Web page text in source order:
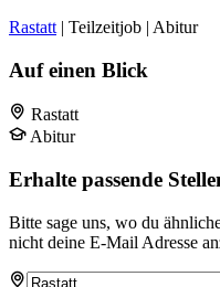
Rastatt | Teilzeitjob | Abitur
Auf einen Blick
Rastatt
Abitur
Erhalte passende
Bitte sage uns, wo du
nicht deine E-Mail Adresse